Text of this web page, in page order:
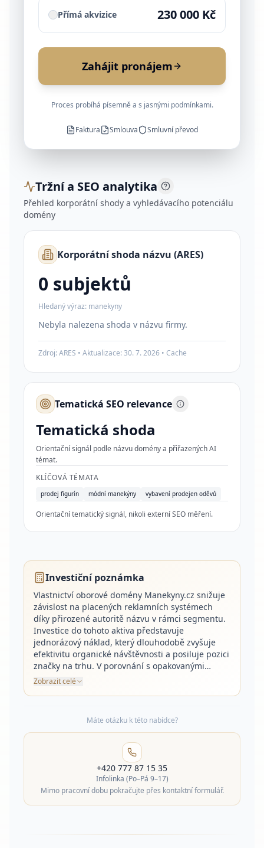
Přímá akvizice 230 000 Kč
Zahájit pronájem
Proces probíhá písemně a s jasnými podmínkami.
Faktura Smlouva Smluvní převod
Tržní a SEO analytika
Přehled korporátní shody a vyhledávacího potenciálu
domény
Korporátní shoda názvu (ARES)
0 subjektů
Hledaný výraz: manekyny
Nebyla nalezena shoda v názvu firmy.
Zdroj: ARES • Aktualizace:30. 7. 2026 • Cache
Tematická SEO relevance
Tematická shoda
Orientační signál podle názvu domény a přiřazených AI
témat.
KLÍČOVÁ TÉMATA
prodej figurín módní manekýny vybavení prodejen oděvů
Orientační tematický signál, nikoli externí SEO měření.
Investiční poznámka
Vlastnictví oborové domény Manekyny.cz snižuje
závislost na placených reklamních systémech
díky přirozené autoritě názvu v rámci segmentu.
Investice do tohoto aktiva představuje
jednorázový náklad, který dlouhodobě zvyšuje
efektivitu organické návštěvnosti a posiluje pozici
značky na trhu. V porovnání s opakovanými…
Zobrazit celé
Máte otázku k této nabídce?
+420 777 87 15 35
Infolinka (Po–Pá 9–17)
Mimo pracovní dobu pokračujte přes kontaktní formulář.